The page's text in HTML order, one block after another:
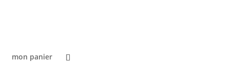
mon panier